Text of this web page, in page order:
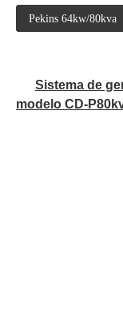
Pekins 64kw/80kva
Sistema de
modelo CD-